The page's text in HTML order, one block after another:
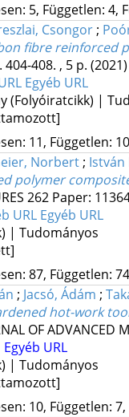
5, Független: 4,
Csongor;
fibre reinforced
404-408. , 5 p. (2021)
Egyéb URL
(Folyóiratcikk) |
11, Független:
Norbert; István
polymer
262 Paper:
URL Egyéb URL
| Tudományos
87, Független:
; Jacsó, Ádám ;
hot-work
OF ADVANCED
Egyéb URL
| Tudományos
10, Független: